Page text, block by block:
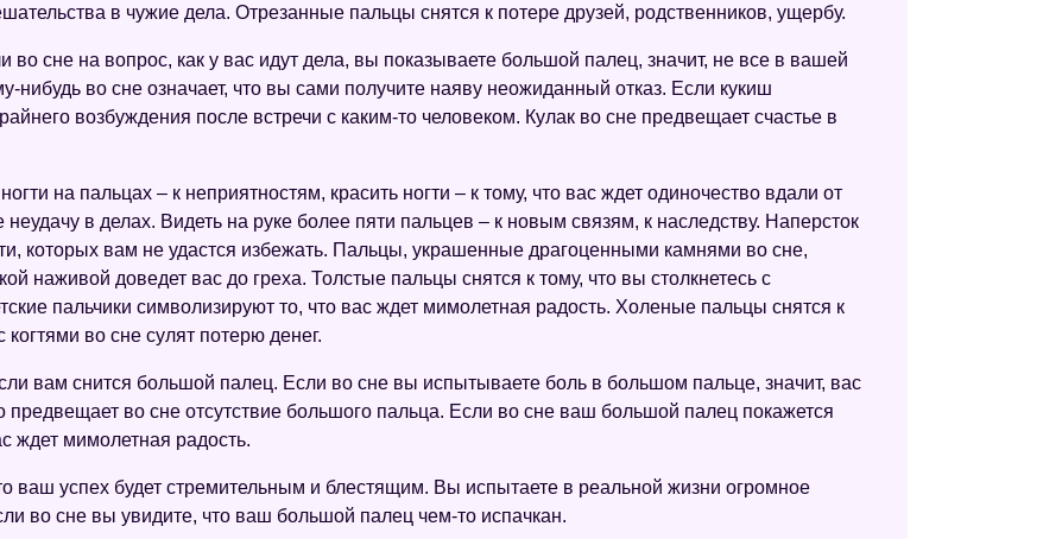
в чужие дела. Отрезанные пальцы снятся к потере друзей, родственников, ущербу.
во сне на вопрос, как у вас идут дела, вы показываете большой палец, значит, не все в вашей
нибудь во сне означает, что вы сами получите наяву неожиданный отказ. Если кукиш
возбуждения после встречи с каким-то человеком. Кулак во сне предвещает счастье в
на пальцах – к неприятностям, красить ногти – к тому, что вас ждет одиночество вдали от
в делах. Видеть на руке более пяти пальцев – к новым связям, к наследству. Наперсток
которых вам не удастся избежать. Пальцы, украшенные драгоценными камнями во сне,
наживой доведет вас до греха. Толстые пальцы снятся к тому, что вы столкнетесь с
пальчики символизируют то, что вас ждет мимолетная радость. Холеные пальцы снятся к
во сне сулят потерю денег.
вам снится большой палец. Если во сне вы испытываете боль в большом пальце, значит, вас
предвещает во сне отсутствие большого пальца. Если во сне ваш большой палец покажется
ждет мимолетная радость.
ваш успех будет стремительным и блестящим. Вы испытаете в реальной жизни огромное
во сне вы увидите, что ваш большой палец чем-то испачкан.